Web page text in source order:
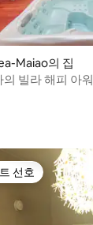
), 후기 40개
Maiao의 집
의 빌라 해피 아워
선호
선호